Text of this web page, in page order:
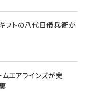
フトの八代目儀兵衛が
エアラインズが実